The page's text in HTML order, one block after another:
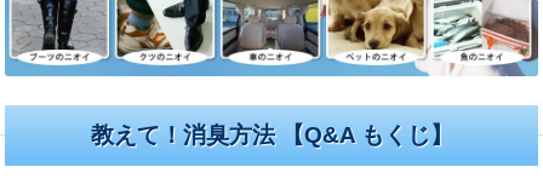
教えて！消臭方法 【Q&A もくじ】